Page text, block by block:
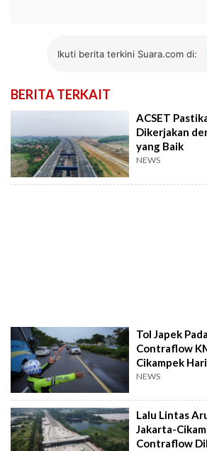
Ikuti berita terkini Suara.com di:
BERITA TERKAIT
ACSET
Dikerjakan
yang Baik
NEWS
Tol Japek
Contraflow
Cikampek
NEWS
Lalu Lintas
Jakarta-
Contraflow